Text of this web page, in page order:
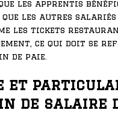
les apprentis
que les autres salariés
les tickets
ce qui doit se
de paie.
et
de salaire